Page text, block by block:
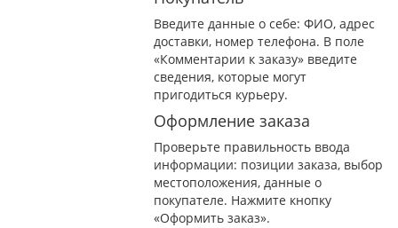
Введите данные о себе: ФИО, адрес
доставки, номер телефона. В поле
«Комментарии к заказу» введите
сведения, которые могут
пригодиться курьеру.
Оформление заказа
Проверьте правильность ввода
информации: позиции заказа, выбор
местоположения, данные о
покупателе. Нажмите кнопку
«Оформить заказ».